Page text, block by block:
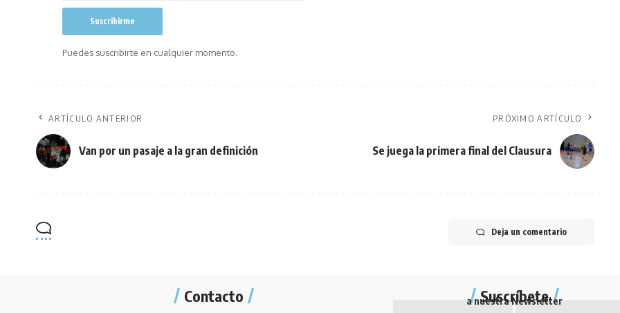
Puedes suscribirte en cualquier momento.
ARTÍCULO ANTERIOR
Van por un pasaje a la gran definición
PRÓXIMO ARTÍCULO
Se juega la primera final del Clausura
Deja un comentario
Contacto Suscríbete
a nuestra Newsletter